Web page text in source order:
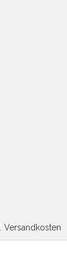
Versandkosten